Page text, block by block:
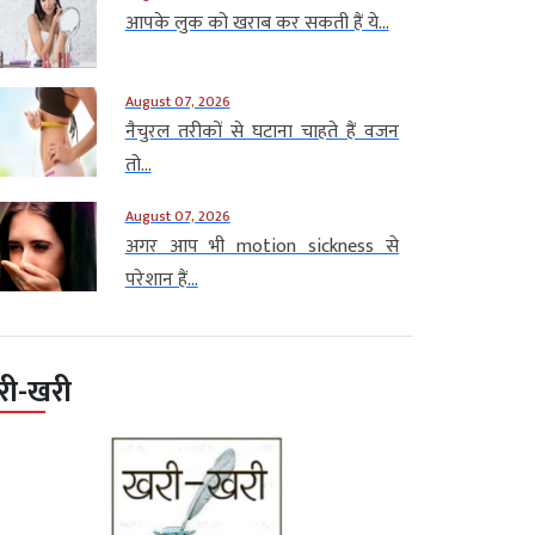
आपके लुक को खराब कर सकती हैं ये...
August 07, 2026
नैचुरल तरीकों से घटाना चाहते हैं वजन
तो...
August 07, 2026
अगर आप भी motion sickness से
परेशान हैं...
खरी